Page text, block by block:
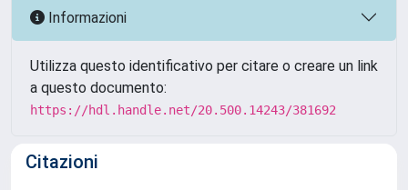
Informazioni
Utilizza questo identificativo per citare o creare un link
a questo documento:
https://hdl.handle.net/20.500.14243/381692
Citazioni